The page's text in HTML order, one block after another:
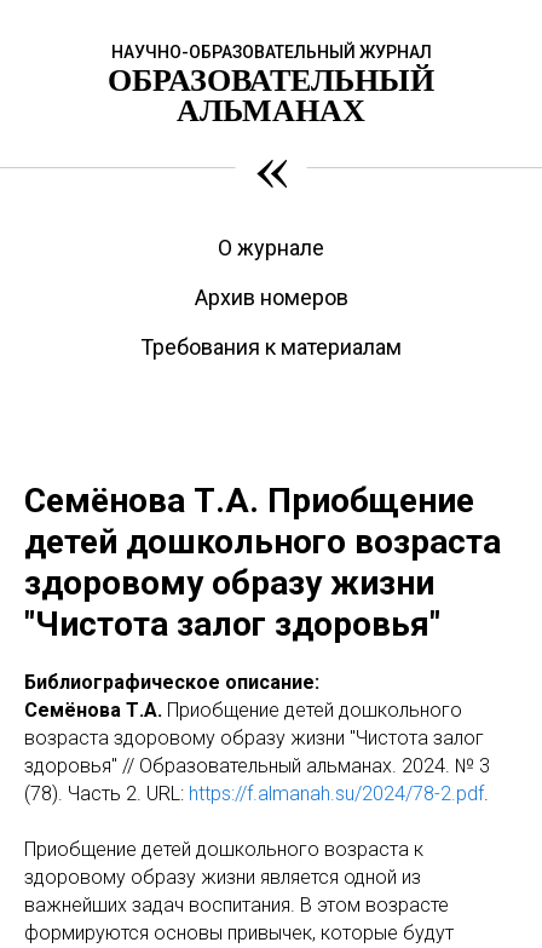
НАУЧНО-ОБРАЗОВАТЕЛЬНЫЙ ЖУРНАЛ
ОБРАЗОВАТЕЛЬНЫЙ
АЛЬМАНАХ
«
О журнале
Архив номеров
Требования к материалам
Семёнова Т.А. Приобщение
детей дошкольного возраста
здоровому образу жизни
"Чистота залог здоровья"
Библиографическое описание:
Семёнова Т.А. Приобщение детей дошкольного
возраста здоровому образу жизни "Чистота залог
здоровья" // Образовательный альманах. 2024. № 3
(78). Часть 2. URL: https://f.almanah.su/2024/78-2.pdf.
Приобщение детей дошкольного возраста к
здоровому образу жизни является одной из
важнейших задач воспитания. В этом возрасте
формируются основы привычек, которые будут